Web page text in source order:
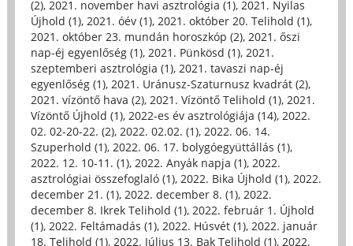
(2), 2021. november havi asztrológia (1), 2021. Nyilas
Újhold (1), 2021. óév (1), 2021. október 20. Telihold (1),
2021. október 23. mundán horoszkóp (2), 2021. őszi
nap-éj egyenlőség (1), 2021. Pünkösd (1), 2021.
szeptemberi asztrológia (1), 2021. tavaszi nap-éj
egyenlőség (1), 2021. Uránusz-Szaturnusz kvadrát (2),
2021. vízöntő hava (2), 2021. Vízöntő Telihold (1), 2021.
Vízöntő Újhold (1), 2022-es év asztrológiája (14), 2022.
02. 02-20-22. (2), 2022. 02.02. (1), 2022. 06. 14.
Szuperhold (1), 2022. 06. 17. bolygóegyüttállás (1),
2022. 12. 10-11. (1), 2022. Anyák napja (1), 2022.
asztrológiai összefoglaló (1), 2022. Bika Újhold (1), 2022.
december 21. (1), 2022. december 8. (1), 2022.
december 8. Ikrek Telihold (1), 2022. február 1. Újhold
(1), 2022. Feltámadás (1), 2022. Húsvét (1), 2022. január
18. Telihold (1), 2022. Július 13. Bak Telihold (1), 2022.